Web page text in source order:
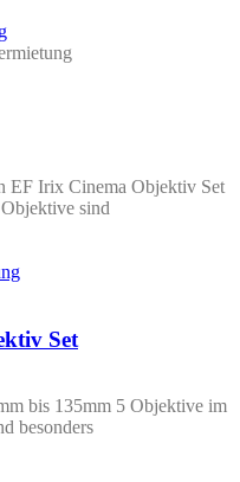
EF Irix Cinema Objektiv Set
sind
Set
bis 135mm 5 Objektive im
besonders